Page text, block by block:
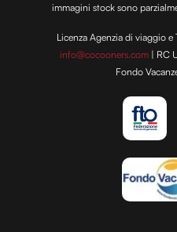
immagini stock sono
Licenza Agenzia di viaggio
info@cocooners.com | RC
Fondo